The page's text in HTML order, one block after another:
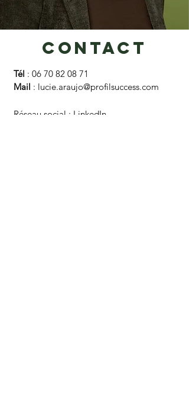
Contact
Tél : 06 70 82 08 71
Mail : lucie.araujo@profilsuccess.com
Réseau social : LinkedIn